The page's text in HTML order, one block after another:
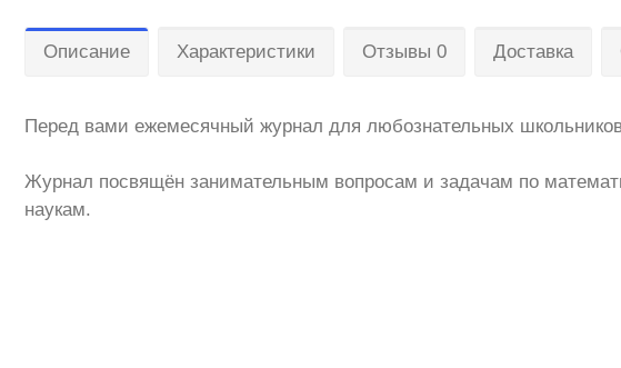
Описание Характеристики Отзывы 0 Доставка
Перед вами ежемесячный журнал для любознательных
Журнал посвящён занимательным вопросам и задачам по
наукам.